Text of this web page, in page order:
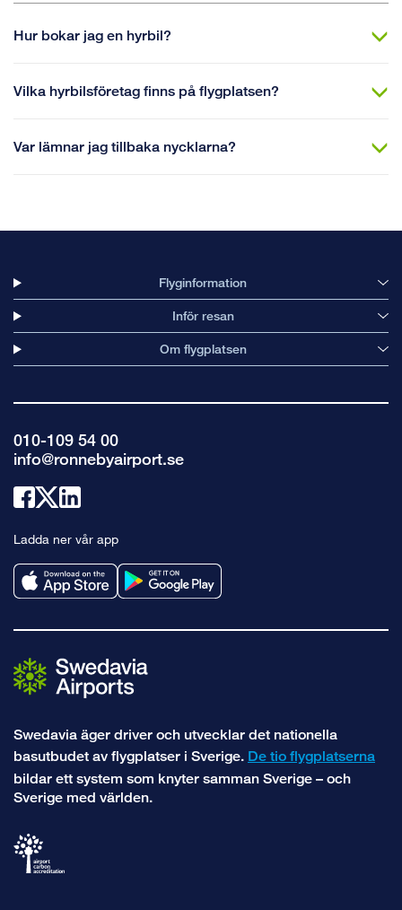
Hur bokar jag en hyrbil?
Vilka hyrbilsföretag finns på flygplatsen?
Var lämnar jag tillbaka nycklarna?
Flyginformation
Inför resan
Om flygplatsen
010-109 54 00
info@ronnebyairport.se
Länk
facebook
Länk
x
linkedin
Ladda ner vår app
Swedavia äger driver och utvecklar det nationella
basutbudet av flygplatser i Sverige. De tio flygplatserna
bildar ett system som knyter samman Sverige – och
Sverige med världen.